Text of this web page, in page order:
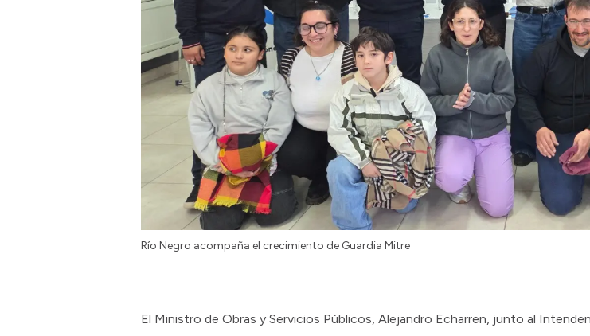
Río Negro acompaña el crecimiento de Guardia Mitre
El Ministro de Obras y Servicios Públicos, Alejandro Echarren, junto al